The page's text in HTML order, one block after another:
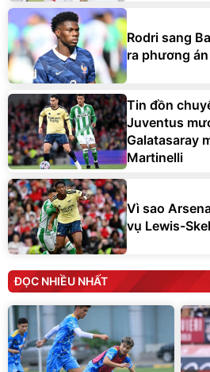
Rodri sang
ra phương
Tin đồn
Juventus
Galatasaray
Martinelli
Vì sao
vụ Lewis-
ĐỌC NHIỀU NHẤT